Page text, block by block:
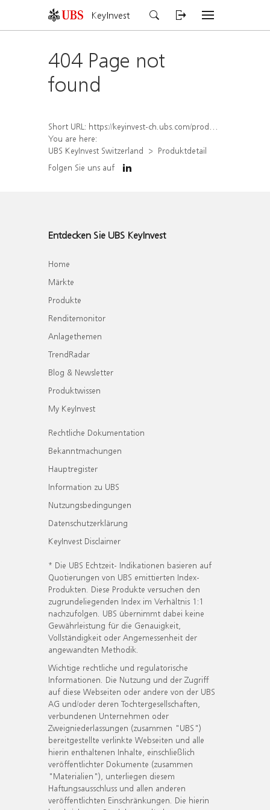
KeyInvest
404 Page not
found
Short URL: https://keyinvest-ch.ubs.com/produkt/detail/index/isin/CH1578503083
You are here:
UBS KeyInvest Switzerland
Produktdetail
Folgen Sie uns auf
Entdecken Sie UBS KeyInvest
Home
Märkte
Produkte
Renditemonitor
Anlagethemen
TrendRadar
Blog & Newsletter
Produktwissen
My KeyInvest
Rechtliche Dokumentation
Bekanntmachungen
Hauptregister
Information zu UBS
Nutzungsbedingungen
Datenschutzerklärung
KeyInvest Disclaimer
* Die UBS Echtzeit- Indikationen basieren auf
Quotierungen von UBS emittierten Index-
Produkten. Diese Produkte versuchen den
zugrundeliegenden Index im Verhältnis 1:1
nachzufolgen. UBS übernimmt dabei keine
Gewährleistung für die Genauigkeit,
Vollständigkeit oder Angemessenheit der
angewandten Methodik.
Wichtige rechtliche und regulatorische
Informationen. Die Nutzung und der Zugriff
auf diese Webseiten oder andere von der UBS
AG und/oder deren Tochtergesellschaften,
verbundenen Unternehmen oder
Zweigniederlassungen (zusammen "UBS")
bereitgestellte verlinkte Webseiten und alle
hierin enthaltenen Inhalte, einschließlich
veröffentlichter Dokumente (zusammen
"Materialien"), unterliegen diesem
Haftungsausschluss und allen anderen
veröffentlichten Einschränkungen. Die hierin